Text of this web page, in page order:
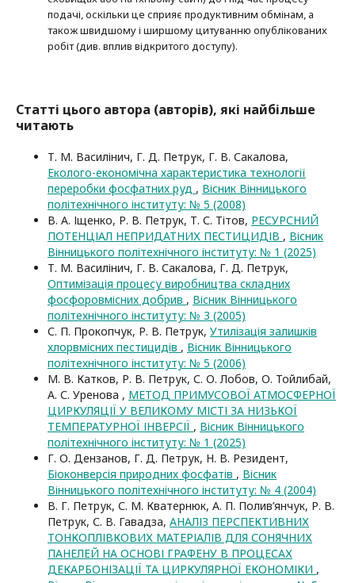
подачі, оскільки це сприяє продуктивним обмінам, а
також швидшому і ширшому цитуванню опубліко­ва­них
робіт (див. вплив відкритого доступу).
Статті цього автора (авторів), які найбільше
читають
Т. М. Василінич, Г. Д. Петрук, Г. В. Сакалова,
Еколого-економічна характеристика технології
переробки фосфатних руд , Вісник Вінницького
політехнічного інституту: № 5 (2008)
В. А. Іщенко, Р. В. Петрук, Т. С. Тітов, РЕСУРСНИЙ
ПОТЕНЦІАЛ НЕПРИДАТНИХ ПЕСТИЦИДІВ , Вісник
Вінницького політехнічного інституту: № 1 (2025)
Т. М. Василінич, Г. В. Сакалова, Г. Д. Петрук,
Оптимізація процесу виробництва складних
фосфоровмісних добрив , Вісник Вінницького
політехнічного інституту: № 3 (2005)
С. П. Прокопчук, Р. В. Петрук, Утилізація залишків
хлорвмісних пестицидів , Вісник Вінницького
політехнічного інституту: № 5 (2006)
М. В. Катков, Р. В. Петрук, С. О. Лобов, О. Тойлибай,
А. С. Уренова , МЕТОД ПРИМУСОВОЇ АТМОСФЕРНОЇ
ЦИРКУЛЯЦІЇ У ВЕЛИКОМУ МІСТІ ЗА НИЗЬКОЇ
ТЕМПЕРАТУРНОЇ ІНВЕРСІЇ , Вісник Вінницького
політехнічного інституту: № 1 (2025)
Г. О. Дензанов, Г. Д. Петрук, Н. В. Резидент,
Біоконверсія природних фосфатів , Вісник
Вінницького політехнічного інституту: № 4 (2004)
В. Г. Петрук, С. М. Кватернюк, А. П. Полив’янчук, Р. В.
Петрук, С. В. Гавадза, АНАЛІЗ ПЕРСПЕКТИВНИХ
ТОНКОПЛІВКОВИХ МАТЕРІАЛІВ ДЛЯ СОНЯЧНИХ
ПАНЕЛЕЙ НА ОСНОВІ ГРАФЕНУ В ПРОЦЕСАХ
ДЕКАРБОНІЗАЦІЇ ТА ЦИРКУЛЯРНОЇ ЕКОНОМІКИ ,